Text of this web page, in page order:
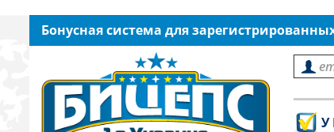
Бонусная система для
У